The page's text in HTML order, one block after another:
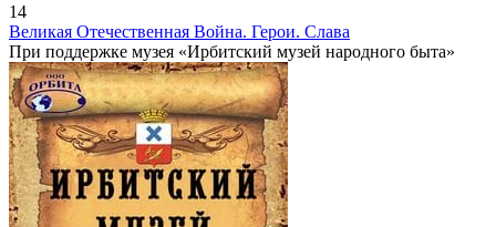
14
Великая Отечественная Война. Герои. Слава
При поддержке музея «Ирбитский музей народного быта»